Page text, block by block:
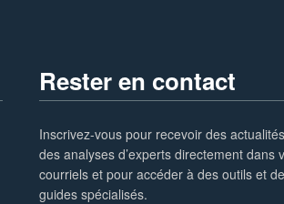
Rester en contact
Inscrivez-vous pour recevoir des
des analyses d’experts directement dans
courriels et pour accéder à des outils et
guides spécialisés.